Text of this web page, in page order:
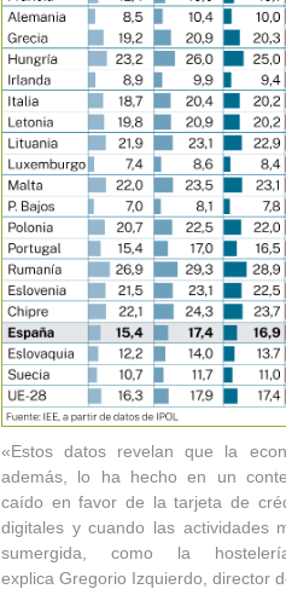
«Estos datos revelan que la
además, lo ha hecho en un
caído en favor de la tarjeta de
digitales ycuando las actividades
sumergida, como la
explica Gregorio Izquierdo, director